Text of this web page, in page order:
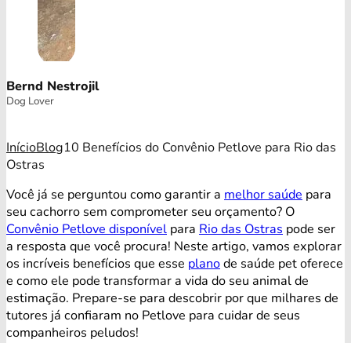
Bernd Nestrojil
Dog Lover
InícioBlog10 Benefícios do Convênio Petlove para Rio das
Ostras
Você já se perguntou como garantir a melhor saúde para
seu cachorro sem comprometer seu orçamento? O
Convênio Petlove disponível para Rio das Ostras pode ser
a resposta que você procura! Neste artigo, vamos explorar
os incríveis benefícios que esse planode saúde pet oferece
e como ele pode transformar a vida do seu animal de
estimação. Prepare-se para descobrir por que milhares de
tutores já confiaram no Petlove para cuidar de seus
companheiros peludos!